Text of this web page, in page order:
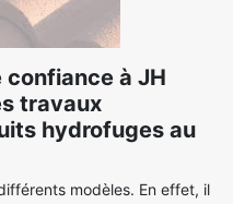
à JH
travaux
hydrofuges au
modèles. En effet, il